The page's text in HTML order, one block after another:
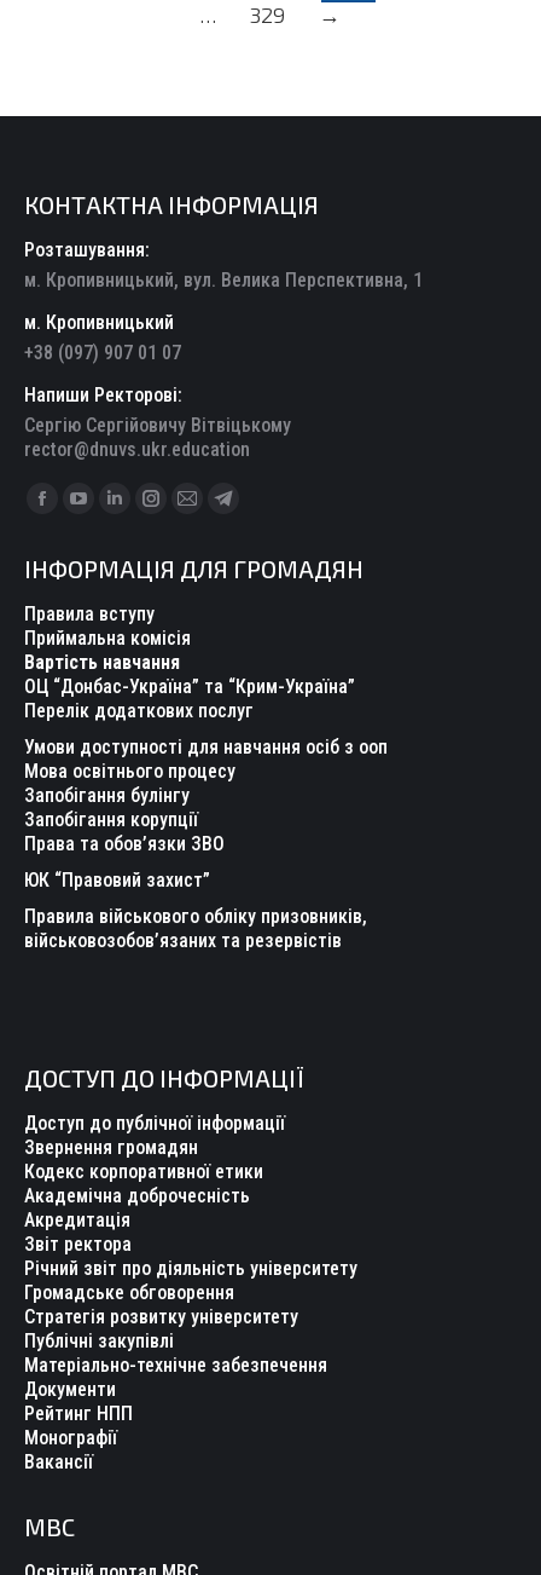
…
329 →
КОНТАКТНА ІНФОРМАЦІЯ
Розташування:
м. Кропивницький, вул. Велика Перспективна, 1
м. Кропивницький
+38 (097) 907 01 07
Напиши Ректорові:
Сергію Сергійовичу Вітвіцькому
rector@dnuvs.ukr.education
Find us on:
Facebook
opens
in
new
window
YouTube
opens
in
new
window
Linkedin
opens
in
new
window
Instagram
opens
in
new
window
Mail
opens
new
Telegram
opens
ІНФОРМАЦІЯ ДЛЯ ГРОМАДЯН
Правила вступу
Приймальна комісія
Вартість навчання
ОЦ “Донбас-Україна” та “Крим-Україна”
Перелік додаткових послуг
Умови доступності для навчання осіб з ооп
Мова освітнього процесу
Запобігання булінгу
Запобігання корупції
Права та обов’язки ЗВО
ЮК “Правовий захист”
Правила військового обліку призовників,
військовозобов’язаних та резервістів
ДОСТУП ДО ІНФОРМАЦІЇ
Доступ до публічної інформації
Звернення громадян
Кодекс корпоративної етики
Академічна доброчесність
Акредитація
Звіт ректора
Річний звіт про діяльність університету
Громадське обговорення
Стратегія розвитку університету
Публічні закупівлі
Матеріально-технічне забезпечення
Документи
Рейтинг НПП
Монографії
Вакансії
МВС